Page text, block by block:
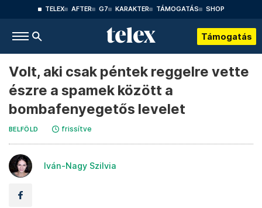
TELEX AFTER G7 KARAKTER TÁMOGATÁS SHOP
Támogatás
Volt, aki csak péntek reggelre vette
észre a spamek között a
bombafenyegetős levelet
BELFÖLD frissítve
Iván-Nagy Szilvia